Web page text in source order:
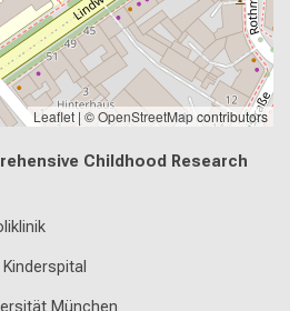
Leaflet | ©OpenStreetMapcontributors
Childhood Research